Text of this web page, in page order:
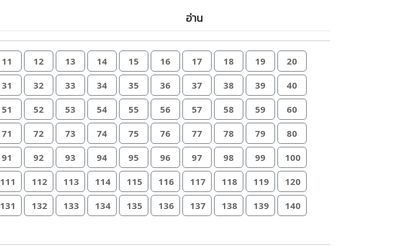
อ่าน
11 12 13 14 15 16 17 18 19 20
31 32 33 34 35 36 37 38 39 40
51 52 53 54 55 56 57 58 59 60
71 72 73 74 75 76 77 78 79 80
91 92 93 94 95 96 97 98 99 100
111 112 113 114 115 116 117 118 119 120
131 132 133 134 135 136 137 138 139 140